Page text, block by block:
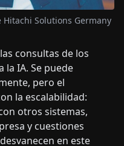
Solutions Germany
consultas de los
IA. Se puede
pero el
la escalabilidad:
otros sistemas,
y cuestiones
en este